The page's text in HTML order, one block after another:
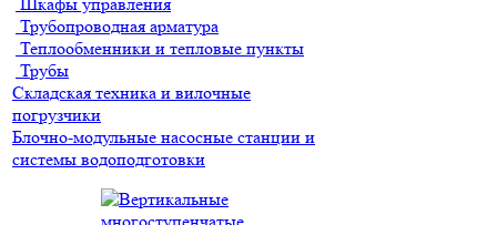
Трубопроводная арматура
Теплообменники и тепловые пункты
Трубы
Складская техника и вилочные
погрузчики
Блочно-модульные насосные станции и
системы водоподготовки